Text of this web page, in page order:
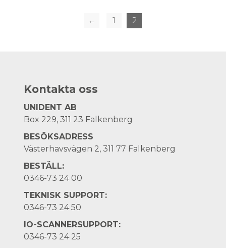
← 1 2
Kontakta oss
UNIDENT AB
Box 229, 311 23 Falkenberg
BESÖKSADRESS
Västerhavsvägen 2, 311 77 Falkenberg
BESTÄLL:
0346-73 24 00
TEKNISK SUPPORT:
0346-73 24 50
IO-SCANNERSUPPORT:
0346-73 24 25